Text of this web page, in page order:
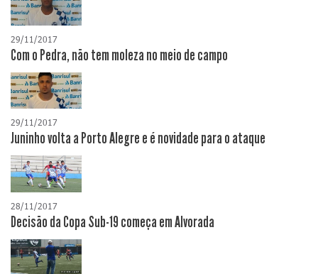
29/11/2017
Com o Pedra, não tem moleza no meio de campo
29/11/2017
Juninho volta a Porto Alegre e é novidade para o ataque
28/11/2017
Decisão da Copa Sub-19 começa em Alvorada